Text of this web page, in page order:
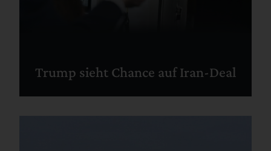
Trump sieht Chance auf Iran-Deal